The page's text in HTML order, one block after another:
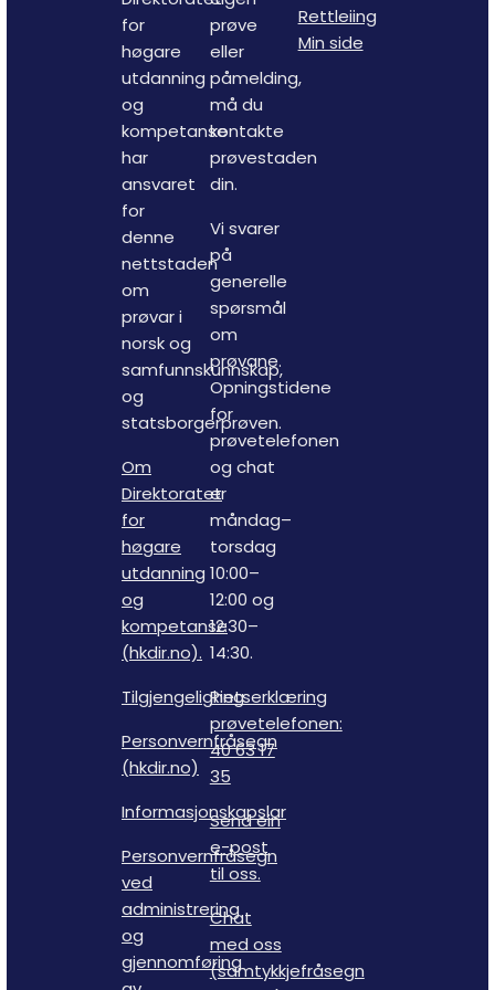
for
høgare
utdanning
og
kompetanse
har
ansvaret
for
denne
nettstaden
om
prøvar i
norsk og
samfunnskunnskap,
og
statsborgerprøven.
Om
Direktoratet
for
høgare
utdanning
og
kompetanse
(hkdir.no).
Tilgjengelighetserklæring
Personvernfråsegn
(hkdir.no)
Informasjonskapslar
Personvernfråsegn
ved
administrering
og
gjennomføring
prøve
eller
påmelding,
må du
kontakte
prøvestaden
din.
Vi svarer
på
generelle
spørsmål
om
prøvane.
Opningstidene
for
prøvetelefonen
og chat
er
måndag–
torsdag
10:00–
12:00 og
12:30–
14:30.
Ring
prøvetelefonen:
40 63 17
35
Send ein
e-post
til oss.
Chat
med oss
(samtykkjefråsegn
Rettleiing
Min side